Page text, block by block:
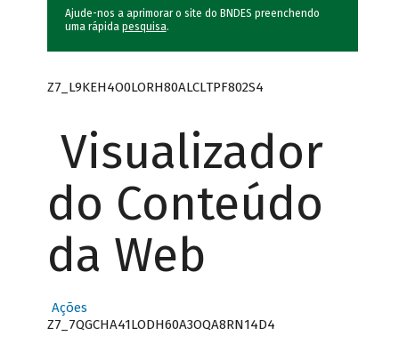
Ajude-nos a aprimorar o site do BNDES preenchendo
uma rápida pesquisa.
Z7_L9KEH4O0LORH80ALCLTPF802S4
Visualizador
do Conteúdo
da Web
Ações
Z7_7QGCHA41LODH60A3OQA8RN14D4